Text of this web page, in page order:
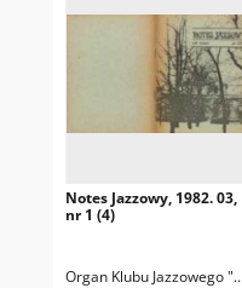
Notes Jazzowy, 1982. 03,
nr 1 (4)
Organ Klubu Jazzowego